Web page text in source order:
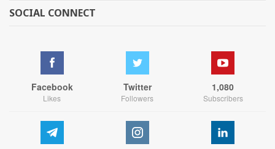
SOCIAL CONNECT
Facebook
Likes
Twitter
Followers
1,080
Subscribers